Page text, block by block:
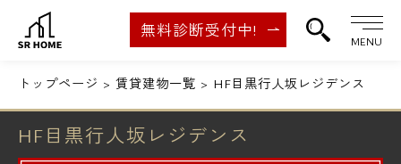
無料診断受付中!
MENU
トップページ 賃貸建物一覧 HF目黒行人坂レジデンス
HF目黒行人坂レジデンス